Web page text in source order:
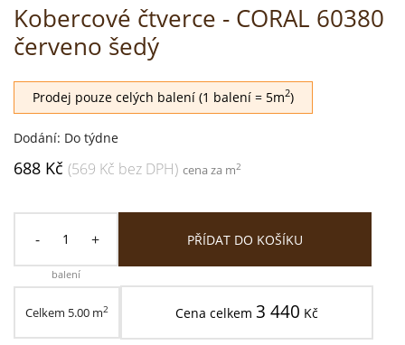
Kobercové čtverce - CORAL 60380
červeno šedý
Prodej pouze celých balení (1 balení = 5m2)
Dodání: Do týdne
688 Kč (569 Kč bez DPH) cena za m2
- +
balení
PŘÍDAT DO KOŠÍKU
Celkem 5.00 m2 Cena celkem 3 440 Kč